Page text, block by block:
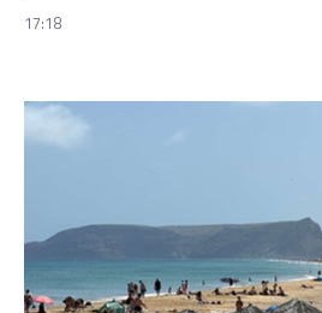
17:18